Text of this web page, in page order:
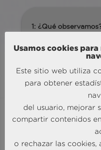
1: ¿Qué
históricos; aumento
sobre “reformas”;
publicitaria en
para reformas.
2: La pregunta
¿Podríamos lanzar
enfocada en el
Usamos cookies
Este sitio web utiliza
para obtener
del usuario, mejorar
compartir contenidos
o rechazar las cookies,